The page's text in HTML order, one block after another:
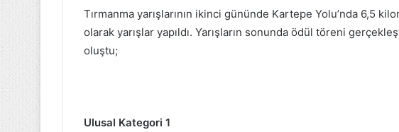
Tırmanma yarışlarının ikinci gününde Kartepe Yolu’nda 6,5
olarak yarışlar yapıldı. Yarışların sonunda ödül töreni
oluştu;
Ulusal Kategori 1